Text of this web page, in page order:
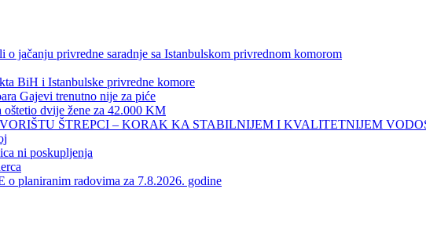
jačanju privredne saradnje sa Istanbulskom privrednom komorom
BiH i Istanbulske privredne komore
Gajevi trenutno nije za piće
oštetio dvije žene za 42.000 KM
ŠTREPCI – KORAK KA STABILNIJEM I KVALITETNIJEM
ni poskupljenja
planiranim radovima za 7.8.2026. godine